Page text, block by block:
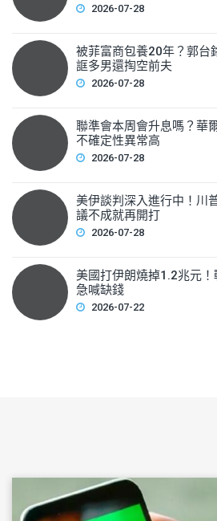
2026-07-28
被菲富商包養20年？郭
誆多男還掏空前夫
2026-07-28
聯準會本周會升息嗎？華
不確定性異常高
2026-07-28
美伊談判深入進行中！
議不成就再開打
2026-07-28
美國打伊朗燒掉1.2兆元
急喊缺錢
2026-07-22